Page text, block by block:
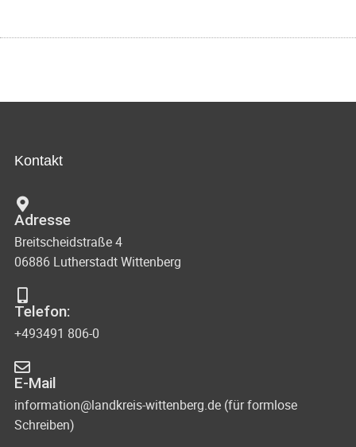
Kontakt
Adresse
Breitscheidstraße 4
06886 Lutherstadt Wittenberg
Telefon:
+493491 806-0
E-Mail
information@landkreis-wittenberg.de (für formlose
Schreiben)